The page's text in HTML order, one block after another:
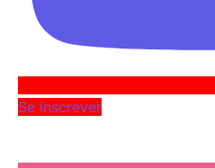
Se inscrever